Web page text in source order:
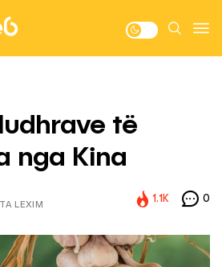
të
nga Kina
LEXIM
1.1K 0